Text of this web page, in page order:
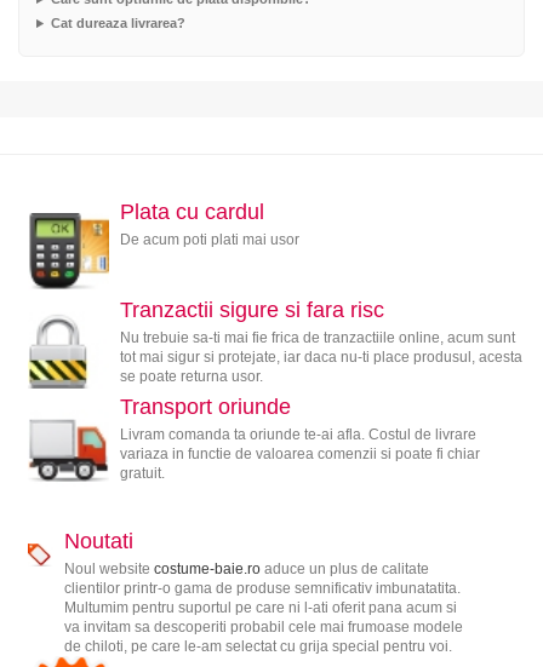
Cat dureaza livrarea?
Plata cu cardul
De acum poti plati mai usor
Tranzactii sigure si fara risc
Nu trebuie sa-ti mai fie frica de tranzactiile online, acum sunt
tot mai sigur si protejate, iar daca nu-ti place produsul, acesta
se poate returna usor.
Transport oriunde
Livram comanda ta oriunde te-ai afla. Costul de livrare
variaza in functie de valoarea comenzii si poate fi chiar
gratuit.
Noutati
Noul website costume-baie.roaduce un plus de calitate
clientilor printr-o gama de produse semnificativ imbunatatita.
Multumim pentru suportul pe care ni l-ati oferit pana acum si
va invitam sa descoperiti probabil cele mai frumoase modele
de chiloti, pe care le-am selectat cu grija special pentru voi.